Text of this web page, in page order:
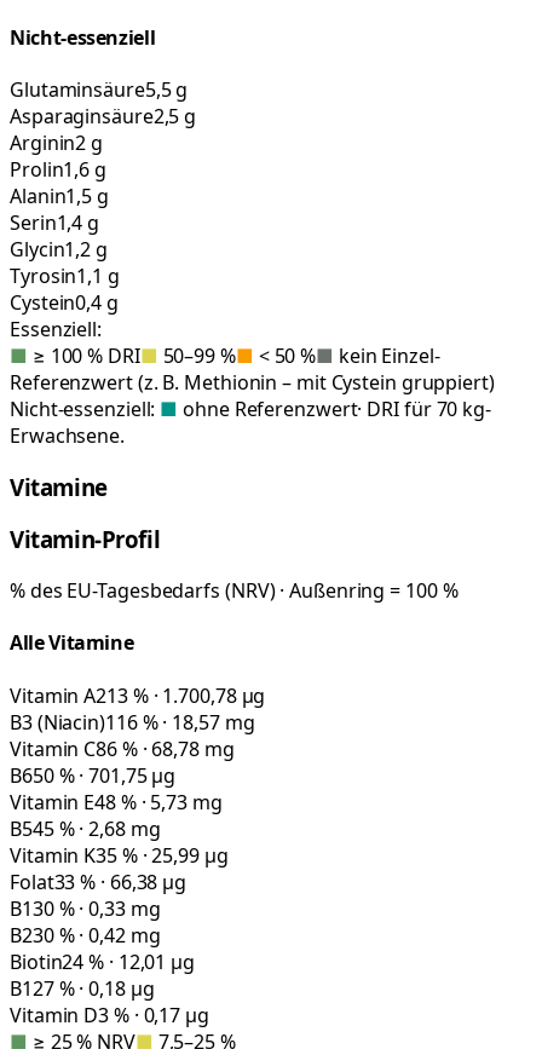
Nicht-essenziell
Glutaminsäure5,5 g
Asparaginsäure2,5 g
Arginin2 g
Prolin1,6 g
Alanin1,5 g
Serin1,4 g
Glycin1,2 g
Tyrosin1,1 g
Cystein0,4 g
Essenziell:
■ ≥ 100 % DRI■ 50–99 %■ < 50 %■ kein Einzel-
Referenzwert (z. B. Methionin – mit Cystein gruppiert)
Nicht-essenziell: ■ ohne Referenzwert· DRI für 70 kg-
Erwachsene.
Vitamine
Vitamin-Profil
% des EU-Tagesbedarfs (NRV) · Außenring = 100 %
Alle Vitamine
Vitamin A213 % · 1.700,78 µg
B3 (Niacin)116 % · 18,57 mg
Vitamin C86 % · 68,78 mg
B650 % · 701,75 µg
Vitamin E48 % · 5,73 mg
B545 % · 2,68 mg
Vitamin K35 % · 25,99 µg
Folat33 % · 66,38 µg
B130 % · 0,33 mg
B230 % · 0,42 mg
Biotin24 % · 12,01 µg
B127 % · 0,18 µg
Vitamin D3 % · 0,17 µg
■ ≥ 25 % NRV■ 7,5–25 %